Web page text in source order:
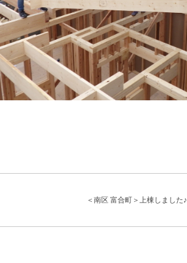
＜南区 富合町＞上棟しました♪